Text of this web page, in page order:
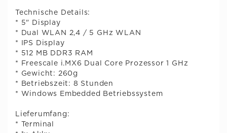
Technische Details:
* 5" Display
* Dual WLAN 2,4 / 5 GHz WLAN
* IPS Display
* 512 MB DDR3 RAM
* Freescale i.MX6 Dual Core Prozessor 1 GHz
* Gewicht: 260g
* Betriebszeit: 8 Stunden
* Windows Embedded Betriebssystem
Lieferumfang:
* Terminal